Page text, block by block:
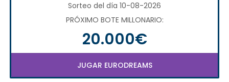
Sorteo del día 10-08-2026
PRÓXIMO BOTE MILLONARIO:
20.000€
JUGAR EURODREAMS